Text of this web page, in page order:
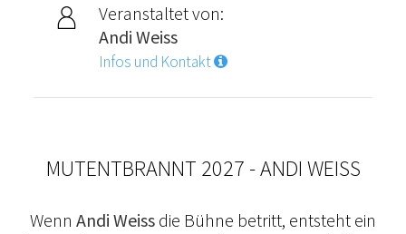
Veranstaltet von:
Andi Weiss
Infos und Kontakt
MUTENTBRANNT 2027 - ANDI WEISS
Wenn Andi Weiss die Bühne betritt, entsteht ein